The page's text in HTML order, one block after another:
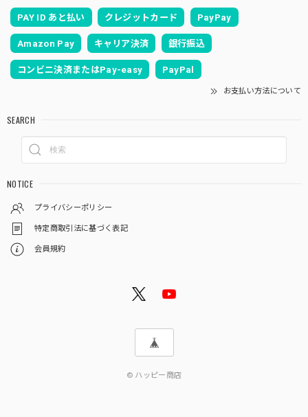
PAY ID あと払い クレジットカード PayPay
Amazon Pay キャリア決済 銀行振込
コンビニ決済またはPay-easy PayPal
お支払い方法について
SEARCH
NOTICE
プライバシーポリシー
特定商取引法に基づく表記
会員規約
© ハッピー商店